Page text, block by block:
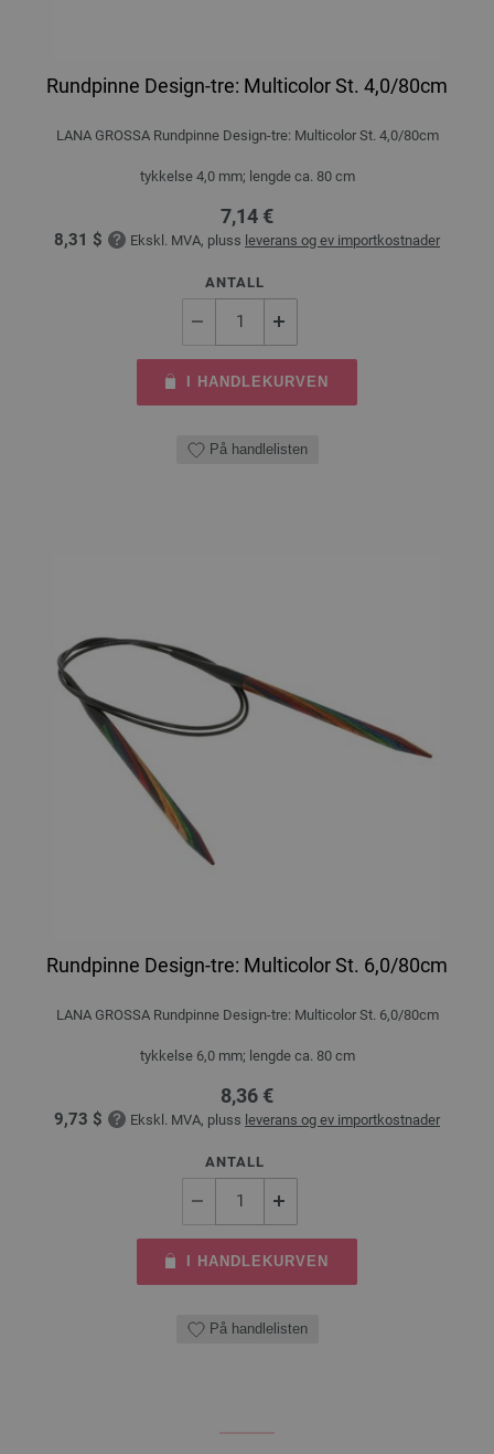
Rundpinne Design-tre: Multicolor St. 4,0/80cm
LANA GROSSA Rundpinne Design-tre: Multicolor St. 4,0/80cm
tykkelse 4,0 mm; lengde ca. 80 cm
7,14 €
8,31 $ Ekskl. MVA, pluss leverans og ev importkostnader
ANTALL
I HANDLEKURVEN
På handlelisten
Rundpinne Design-tre: Multicolor St. 6,0/80cm
LANA GROSSA Rundpinne Design-tre: Multicolor St. 6,0/80cm
tykkelse 6,0 mm; lengde ca. 80 cm
8,36 €
9,73 $ Ekskl. MVA, pluss leverans og ev importkostnader
ANTALL
I HANDLEKURVEN
På handlelisten